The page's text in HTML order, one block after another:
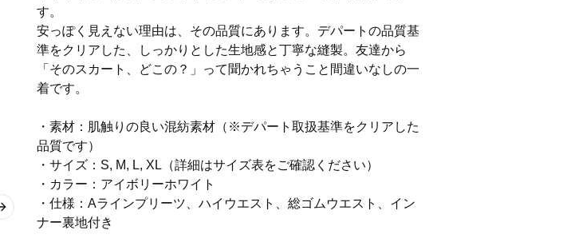
Next slide
す。
安っぽく見えない理由は、その品質にあります。デパートの品質基
準をクリアした、しっかりとした生地感と丁寧な縫製。友達から
「そのスカート、どこの？」って聞かれちゃうこと間違いなしの一
着です。
・素材：肌触りの良い混紡素材（※デパート取扱基準をクリアした
品質です）
・サイズ：S, M, L, XL（詳細はサイズ表をご確認ください）
・カラー：アイボリーホワイト
・仕様：Aラインプリーツ、ハイウエスト、総ゴムウエスト、イン
ナー裏地付き